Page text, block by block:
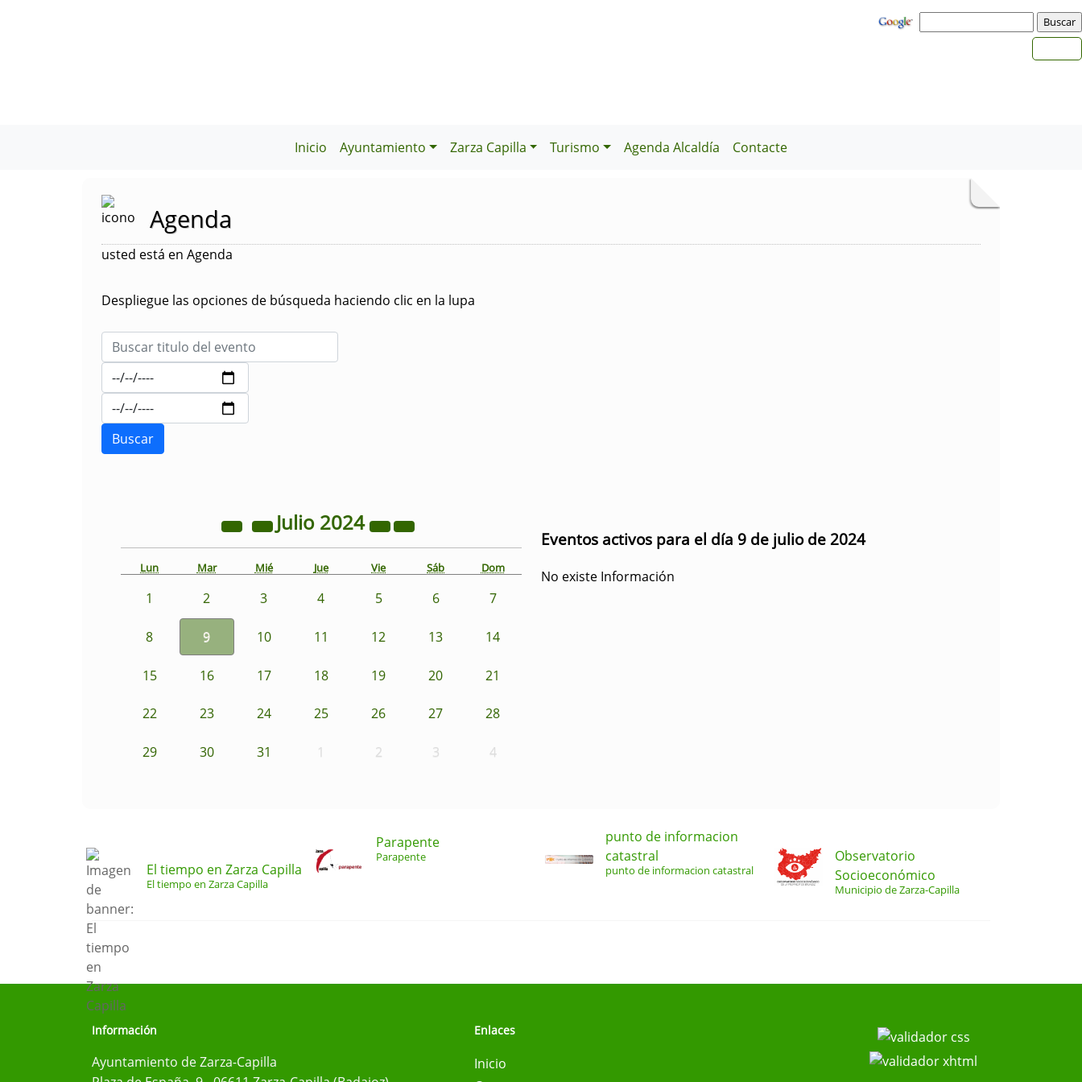
Inicio Ayuntamiento Zarza Capilla Turismo Agenda Alcaldía Contacte
Agenda
usted está en Agenda
Despliegue las opciones de búsqueda haciendo clic en la lupa
Julio 2024
Lun Mar Mié Jue Vie Sáb Dom
1 2 3 4 5 6 7
8 9 10 11 12 13 14
15 16 17 18 19 20 21
22 23 24 25 26 27 28
29 30 31 1 2 3 4
Eventos activos para el día 9 de julio de 2024
No existe Información
El tiempo en Zarza Capilla
El tiempo en Zarza Capilla
Parapente
Parapente
punto de informacion
catastral
punto de informacion catastral
Observatorio
Socioeconómico
Municipio de Zarza-Capilla
Información
Ayuntamiento de Zarza-Capilla
Enlaces
Inicio